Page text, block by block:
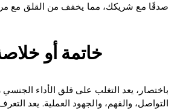
صدقًا مع شريكك، مما يخفف من القلق مع
خاتمة أو
باختصار، يعد التغلب على قلق الأداء
التواصل، والفهم، والجهود العملية. يعد